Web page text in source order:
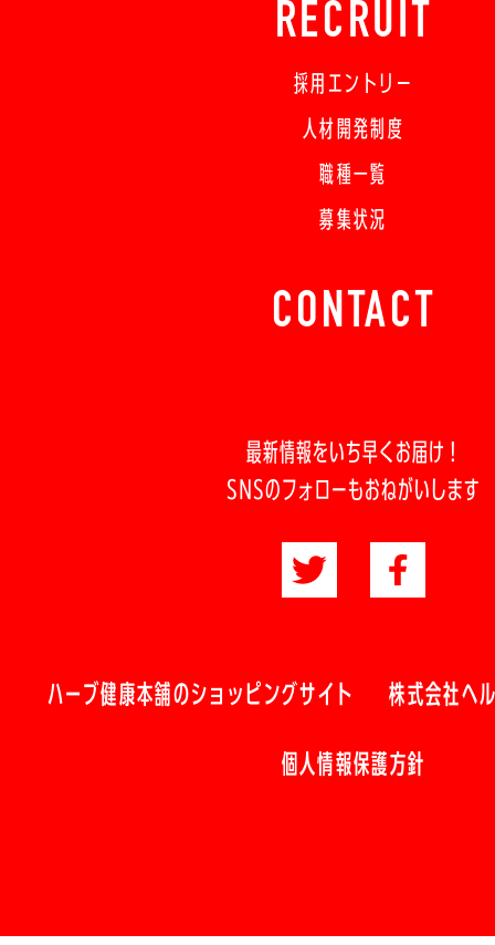
RECRUIT
採用エントリー
人材開発制度
職種一覧
募集状況
CONTACT
最新情報をいち早くお届け！
SNSのフォローもおねがいします
ハーブ健康本舗のショッピングサイト 株式会社ヘ
個人情報保護方針